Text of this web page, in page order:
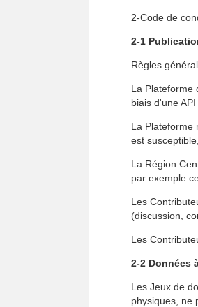
2-Code de
2-1
Règles
La Plateforme
biais d'une
La Plateforme
est
La Région
par exemple
Les
(discussion,
Les
2-2 Données
Les Jeux de
physiques, ne